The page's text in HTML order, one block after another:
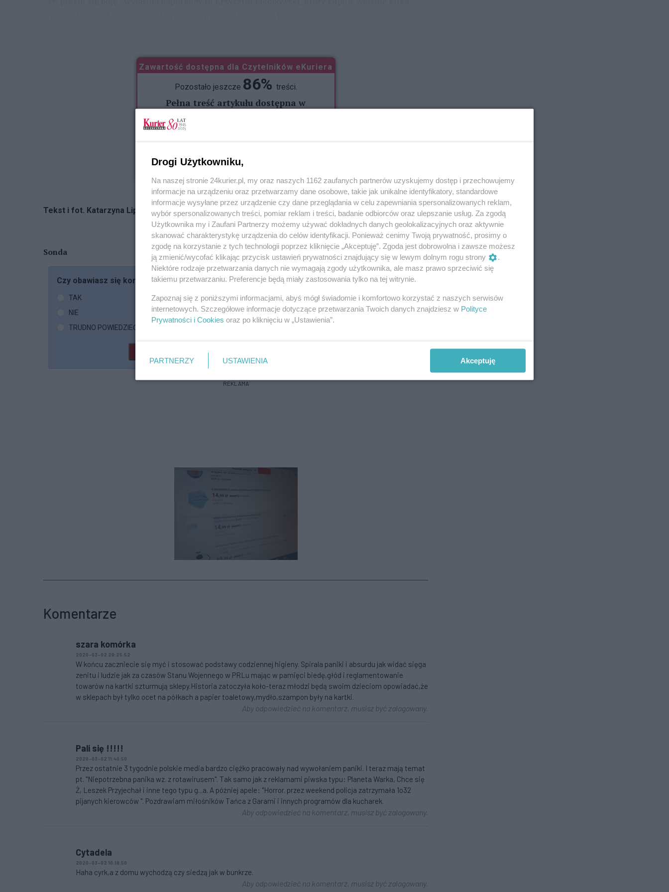
Zawartość dostępna dla Czytelników eKuriera
Pozostało jeszcze 86% treści.
Pełna treść artykułu dostępna w
Kup eKurier
Tekst i fot. Katarzyna Lipska-Sokołowska
Sonda
Czy obawiasz się koronawirusa?
TAK
NIE
TRUDNO POWIEDZIEĆ
REKLAMA
Komentarze
szara komórka
2020-03-02 20:25:52
W końcu zaczniecie się myć i stosować podstawy codziennej higieny. Spirala paniki i absurdu jak widać sięga
zenitu i ludzie jak za czasów Stanu Wojennego w PRLu mając w pamięci biedę,głód i reglamentowanie
towarów na kartki szturmują sklepy.Historia zatoczyła koło-teraz młodzi będą swoim dzieciom opowiadać,że
w sklepach był tylko ocet na półkach a papier toaletowy,mydło,szampon były na kartki.
Aby odpowiedzieć na komentarz, musisz być zalogowany.
Pali się !!!!!
2020-03-02 11:40:50
Przez ostatnie 3 tygodnie polskie media bardzo ciężko pracowały nad wywołaniem paniki. I teraz mają temat
pt. "Niepotrzebna panika wz. z rotawirusem". Tak samo jak z reklamami piwska typu: Planeta Warka, Chce się
Ż, Leszek Przyjechał i inne tego typu g...a. A później apele: "Horror. przez weekend policja zatrzymała 1o32
pijanych kierowców ". Pozdrawiam miłośników Tańca z Garami i innych programów dla kucharek.
Aby odpowiedzieć na komentarz, musisz być zalogowany.
Cytadela
2020-03-02 10:18:50
Haha cyrk,a z domu wychodzą czy siedzą jak w bunkrze.
Aby odpowiedzieć na komentarz, musisz być zalogowany.
Drogi Użytkowniku,
Na naszej stronie 24kurier.pl, my oraz naszych 1162 zaufanych partnerów uzyskujemy dostęp i przechowujemy
informacje na urządzeniu oraz przetwarzamy dane osobowe, takie jak unikalne identyfikatory, standardowe
informacje wysyłane przez urządzenie czy dane przeglądania w celu zapewniania spersonalizowanych reklam,
wybór spersonalizowanych treści, pomiar reklam i treści, badanie odbiorców oraz ulepszanie usług. Za zgodą
Użytkownika my i Zaufani Partnerzy możemy używać dokładnych danych geolokalizacyjnych oraz aktywnie
skanować charakterystykę urządzenia do celów identyfikacji. Ponieważ cenimy Twoją prywatność, prosimy o
zgodę na korzystanie z tych technologii poprzez kliknięcie „Akceptuję”. Zgoda jest dobrowolna i zawsze możesz
ją zmienić/wycofać klikając przycisk ustawień prywatności znajdujący się w lewym dolnym rogu strony
.
Niektóre rodzaje przetwarzania danych nie wymagają zgody użytkownika, ale masz prawo sprzeciwić się
takiemu przetwarzaniu. Preferencje będą miały zastosowania tylko na tej witrynie.
Zapoznaj się z poniższymi informacjami, abyś mógł świadomie i komfortowo korzystać z naszych serwisów
internetowych. Szczegółowe informacje dotyczące przetwarzania Twoich danych znajdziesz w Polityce
Prywatności i Cookies oraz po kliknięciu w „Ustawienia”.
PARTNERZY USTAWIENIA Akceptuję